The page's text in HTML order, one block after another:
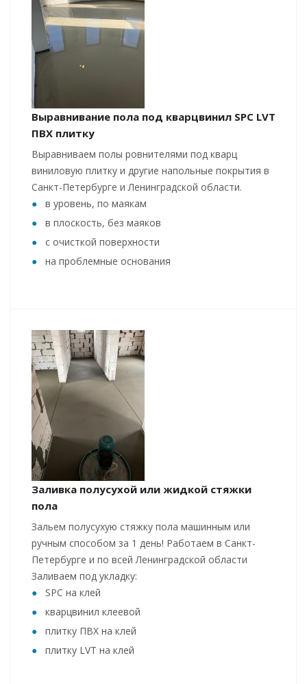
Выравнивание пола под кварцвинил SPC LVT
ПВХ плитку
Выравниваем полы ровнителями под кварц
виниловую плитку и другие напольные покрытия в
Санкт-Петербурге и Ленинградской области.
в уровень, по маякам
в плоскость, без маяков
с очисткой поверхности
на проблемные основания
Заливка полусухой или жидкой стяжки
пола
Зальем полусухую стяжку пола машинным или
ручным способом за 1 день! Работаем в Санкт-
Петербурге и по всей Ленинградской области
Заливаем под укладку:
SPC на клей
кварцвинил клеевой
плитку ПВХ на клей
плитку LVT на клей